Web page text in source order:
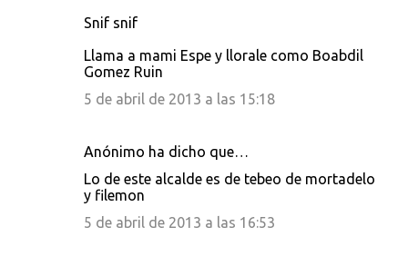
Snif snif
Llama a mami Espe y llorale como Boabdil
Gomez Ruin
5 de abril de 2013 a las 15:18
Anónimo ha dicho que…
Lo de este alcalde es de tebeo de mortadelo
y filemon
5 de abril de 2013 a las 16:53